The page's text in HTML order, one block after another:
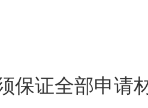
保证全部申请